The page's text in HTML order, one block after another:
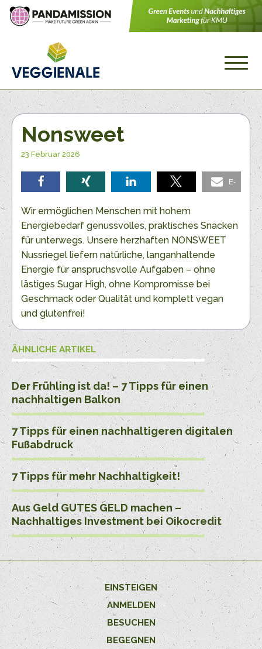
Nonsweet
23 Februar 2026
teilen teilen teilen teilen
E-
Wir ermöglichen Menschen mit hohem
Energiebedarf genussvolles, praktisches Snacken
für unterwegs. Unsere herzhaften NONSWEET
Nussriegel liefern natürliche, langanhaltende
Energie für anspruchsvolle Aufgaben – ohne
lästiges Sugar High, ohne Kompromisse bei
Geschmack oder Qualität und komplett vegan
und glutenfrei!
ÄHNLICHE ARTIKEL
Der Frühling ist da! – 7 Tipps für einen
nachhaltigen Balkon
7 Tipps für einen nachhaltigeren digitalen
Fußabdruck
7 Tipps für mehr Nachhaltigkeit!
Aus Geld GUTES GELD machen –
Nachhaltiges Investment bei Oikocredit
EINSTEIGEN
ANMELDEN
BESUCHEN
BEGEGNEN